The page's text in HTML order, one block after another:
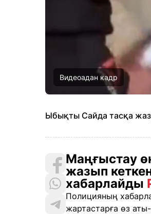
Видеоадан кадр
Ыбықты Сайда тасқа жазу
Маңғыстау
жазып
хабарлайды
Полицияның
жартастарға өз